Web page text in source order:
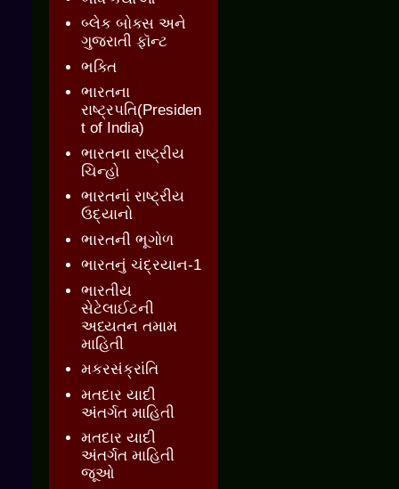
બ્લેક બોક્સ અને
ગુજરાતી ફૉન્ટ
ભક્તિ
ભારતના
રાષ્ટ્રપતિ(Presiden
t of India)
ભારતના રાષ્ટ્રીય
ચિન્હો
ભારતનાં રાષ્ટ્રીય
ઉદ્યાનો
ભારતની ભૂગોળ
ભારતનું ચંદ્રયાન-1
ભારતીય
સેટેલાઈટની
અધ્યતન તમામ
માહિતી
મકરસંક્રાંતિ
મતદાર યાદી
અંતર્ગત માહિતી
મતદાર યાદી
અંતર્ગત માહિતી
જૂઓ